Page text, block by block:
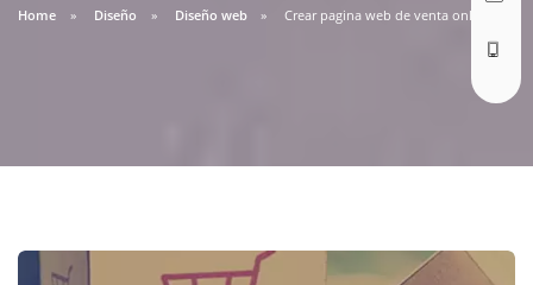
Home Diseño Diseño web Crear pagina web de venta online